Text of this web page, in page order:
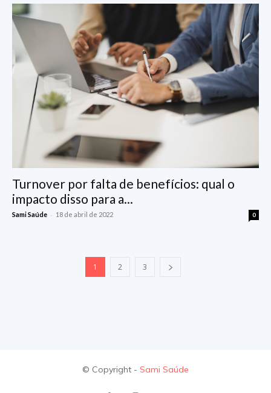
Turnover por falta de benefícios: qual o
impacto disso para a...
Sami Saúde - 18 de abril de 2022 0
1 2 3
© Copyright - Sami Saúde